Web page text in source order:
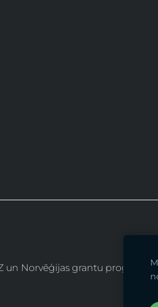
un Norvēģijas grantu